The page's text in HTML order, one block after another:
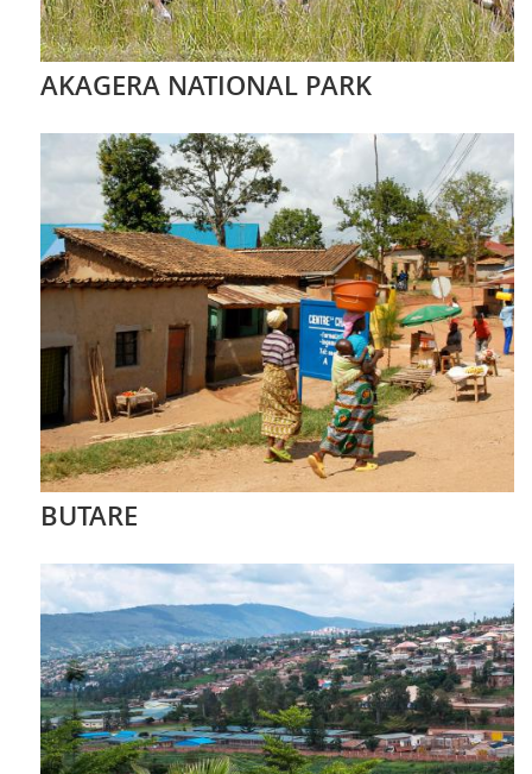
AKAGERA NATIONAL PARK
BUTARE